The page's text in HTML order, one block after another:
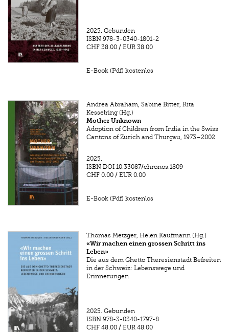
2025. Gebunden
ISBN 978-3-0340-1801-2
CHF 38.00 /EUR 38.00
E-Book (Pdf) kostenlos
Andrea Abraham, Sabine Bitter, Rita
Kesselring (Hg.)
Mother Unknown
Adoption of Children from India in the Swiss
Cantons of Zurich and Thurgau, 1973–2002
2025.
ISBN DOI 10.33087/chronos.1809
CHF 0.00 /EUR 0.00
E-Book (Pdf) kostenlos
Thomas Metzger, Helen Kaufmann (Hg.)
«Wir machen einen grossen Schritt ins
Leben»
Die aus dem Ghetto Theresienstadt Befreiten
in der Schweiz: Lebenswege und
Erinnerungen
2025. Gebunden
ISBN 978-3-0340-1797-8
CHF 48.00 /EUR 48.00